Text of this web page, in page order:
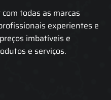
todas as marcas
experientes e
imbatíveis e
e serviços.